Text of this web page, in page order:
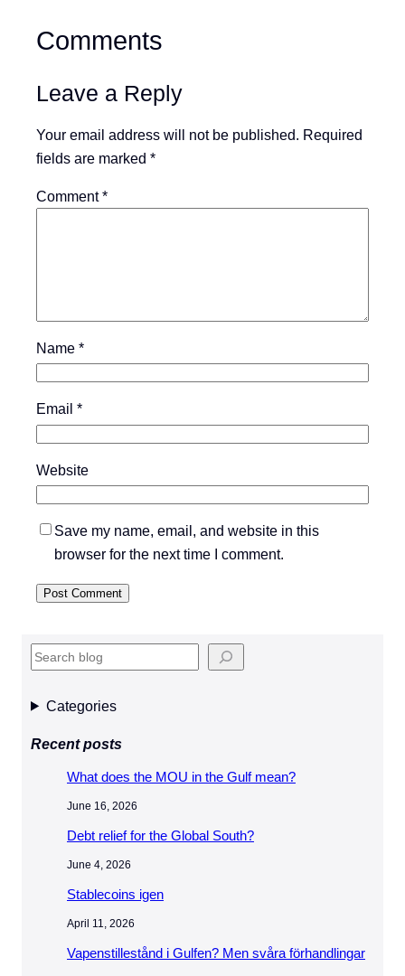
Comments
Leave a Reply
Your email address will not be published. Required
fields are marked *
Comment*
Name *
Email *
Website
Save my name, email, and website in this
browser for the next time I comment.
S
a
c
Categories
Recent posts
What does the MOU in the Gulf mean?
June 16, 2026
Debt relief for the Global South?
June 4, 2026
Stablecoins igen
April 11, 2026
Vapenstillestånd i Gulfen? Men svåra förhandlingar